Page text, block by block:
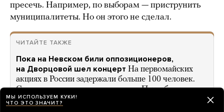
пресечь. Например, по выборам — приструнить
муниципалитеты. Но он этого не сделал.
ЧИТАЙТЕ ТАКЖЕ
Пока на Невском били оппозиционеров,
на Дворцовой шел концерт На первомайских
акциях в России задержали больше 100 человек.
Самые массовые задержания — в Петербурге
МЫ ИСПОЛЬЗУЕМ КУКИ!
ЧТО ЭТО ЗНАЧИТ?